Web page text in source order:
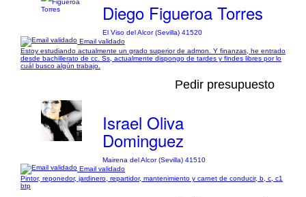
Diego Figueroa Torres
El Viso del Alcor (Sevilla) 41520
Email validado
Estoy estudiando actualmente un grado superior de admon. Y finanzas, he entrado
desde bachillerato de cc. Ss, actualmente dispongo de tardes y findes libres por lo
cuál busco algún trabajo.
Pedir presupuesto
Israel Oliva
Dominguez
Mairena del Alcor (Sevilla) 41510
Email validado
Pintor, reponedor, jardinero, repartidor, mantenimiento y carnet de conducir, b, c, c1
btp